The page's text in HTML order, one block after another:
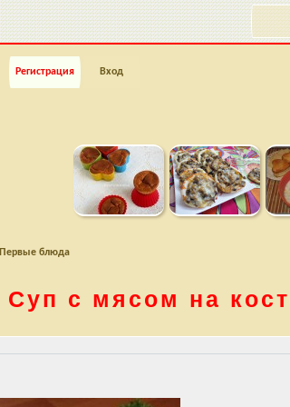
Регистрация Вход
Первые блюда
Суп с мясом на